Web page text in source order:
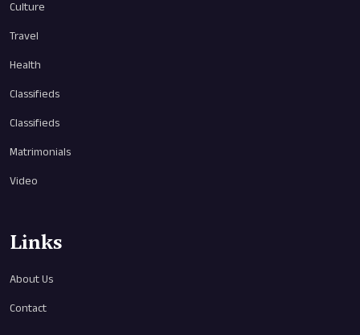
Culture
Travel
Health
Classifieds
Classifieds
Matrimonials
Video
Links
About Us
Contact